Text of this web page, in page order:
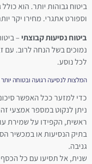
ביטוח גבוהות יותר. הוא
וספורט אתגרי. מחירו יקר
ביטוח נסיעות קבוצתי–
נמוכים בשל הנחה לרוב. עם
לכל נוסע.
המלצות לנסיעה רגועה ובטוחה
כדי למזער ככל האפשר
ניתן לנקוט במספר אמצעי
ראשית, הקפידו על שמירת
בתיק הנסיעות או במכשיר
גניבה.
שנית, אל תסיעו עם כל